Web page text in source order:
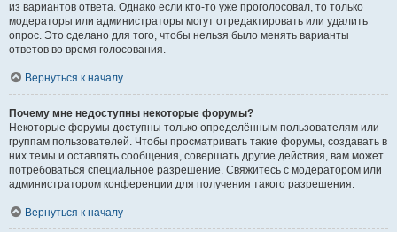
из вариантов ответа. Однако если кто-то уже проголосовал, то только
модераторы или администраторы могут отредактировать или удалить
опрос. Это сделано для того, чтобы нельзя было менять варианты
ответов во время голосования.
Вернуться к началу
Почему мне недоступны некоторые форумы?
Некоторые форумы доступны только определённым пользователям или
группам пользователей. Чтобы просматривать такие форумы, создавать в
них темы и оставлять сообщения, совершать другие действия, вам может
потребоваться специальное разрешение. Свяжитесь с модератором или
администратором конференции для получения такого разрешения.
Вернуться к началу